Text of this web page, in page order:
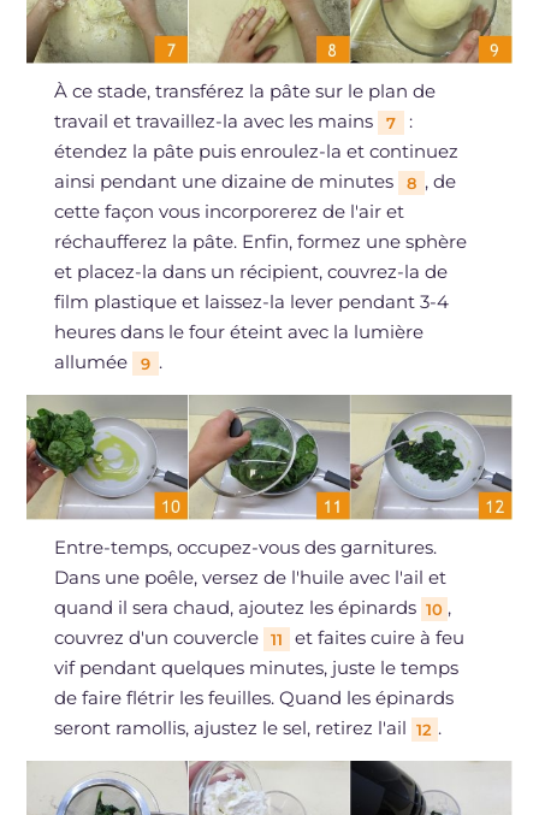
À ce stade, transférez la pâte sur le plan de
travail et travaillez-la avec les mains
7
:
étendez la pâte puis enroulez-la et continuez
ainsi pendant une dizaine de minutes
8 , de
cette façon vous incorporerez de l'air et
réchaufferez la pâte. Enfin, formez une sphère
et placez-la dans un récipient, couvrez-la de
film plastique et laissez-la lever pendant 3-4
heures dans le four éteint avec la lumière
allumée
9 .
Entre-temps, occupez-vous des garnitures.
Dans une poêle, versez de l'huile avec l'ail et
quand il sera chaud, ajoutez les épinards 10 ,
couvrez d'un couvercle
11
et faites cuire à feu
vif pendant quelques minutes, juste le temps
de faire flétrir les feuilles. Quand les épinards
seront ramollis, ajustez le sel, retirez l'ail 12 .